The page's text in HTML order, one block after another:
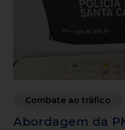
Combate ao tráfico
Abordagem da